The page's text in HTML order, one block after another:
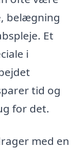
belægning
Et
i
tid og
for det.
med en